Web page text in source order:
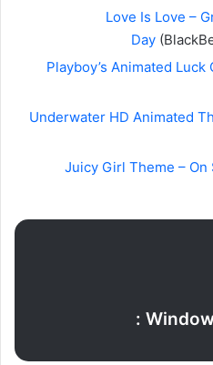
Love Is Love –
Day
Playboy’s Animated Luck
Underwater HD Animated
Juicy Girl Theme – On